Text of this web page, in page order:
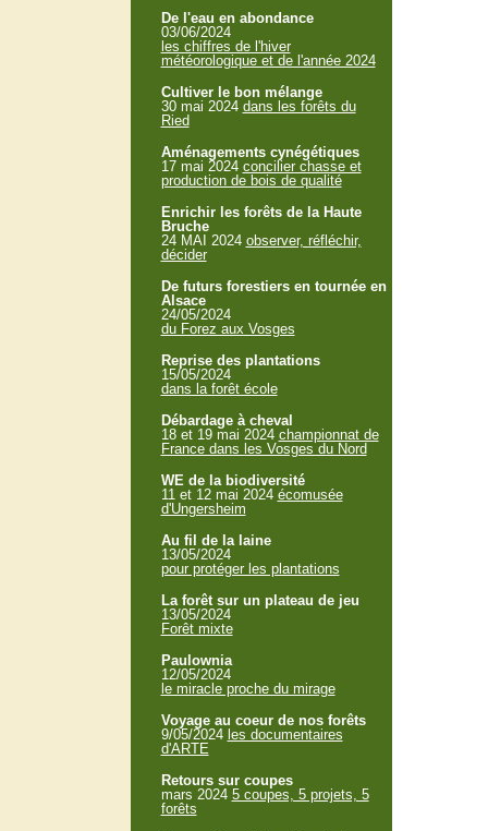
De l'eau en abondance
03/06/2024
les chiffres de l'hiver
météorologique et de l'année 2024
Cultiver le bon mélange
30 mai 2024 dans les forêts du
Ried
Aménagements cynégétiques
17 mai 2024 concilier chasse et
production de bois de qualité
Enrichir les forêts de la Haute
Bruche
24 MAI 2024 observer, réfléchir,
décider
De futurs forestiers en tournée en
Alsace
24/05/2024
du Forez aux Vosges
Reprise des plantations
15/05/2024
dans la forêt école
Débardage à cheval
18 et 19 mai 2024 championnat de
France dans les Vosges du Nord
WE de la biodiversité
11 et 12 mai 2024 écomusée
d'Ungersheim
Au fil de la laine
13/05/2024
pour protéger les plantations
La forêt sur un plateau de jeu
13/05/2024
Forêt mixte
Paulownia
12/05/2024
le miracle proche du mirage
Voyage au coeur de nos forêts
9/05/2024 les documentaires
d'ARTE
Retours sur coupes
mars 2024 5 coupes, 5 projets, 5
forêts